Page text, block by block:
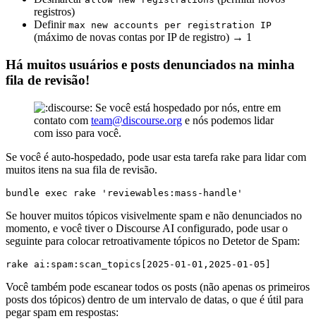
registros)
Definir max new accounts per registration IP
(máximo de novas contas por IP de registro) → 1
Há muitos usuários e posts denunciados na minha
fila de revisão!
Se você está hospedado por nós, entre em
contato com team@discourse.org e nós podemos lidar
com isso para você.
Se você é auto-hospedado, pode usar esta tarefa rake para lidar com
muitos itens na sua fila de revisão.
Se houver muitos tópicos visivelmente spam e não denunciados no
momento, e você tiver o Discourse AI configurado, pode usar o
seguinte para colocar retroativamente tópicos no Detetor de Spam:
Você também pode escanear todos os posts (não apenas os primeiros
posts dos tópicos) dentro de um intervalo de datas, o que é útil para
pegar spam em respostas: